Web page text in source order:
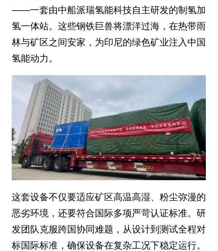
——一套由中船派瑞氢能科技自主研发的制氢加
氢一体站。这些钢铁巨兽将漂洋过海，在热带雨
林与矿区之间安家，为印尼的绿色矿业注入中国
氢能动力。
这套设备不仅要适应矿区高温高湿、粉尘弥漫的
恶劣环境，还要符合国际多项严苛认证标准。研
发团队克服跨国协同难题，从设计到测试全程对
标国际标准，确保设备在复杂工况下稳定运行。